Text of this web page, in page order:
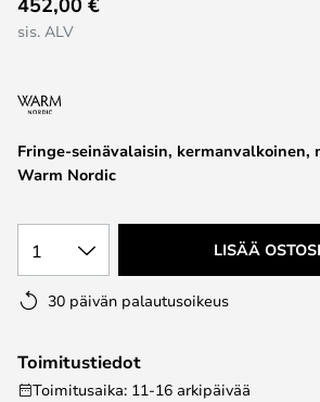
to
the
of
the
images
gallery
Fringe-seinävalaisin, kermanvalkoinen,
Warm Nordic
sis. ALV
1 LISÄÄ
30 päivän palautusoikeus
Toimitustiedot
Toimitusaika: 11-16 arkipäivää